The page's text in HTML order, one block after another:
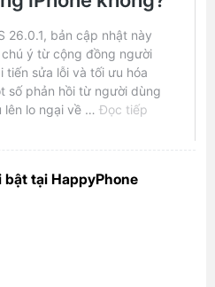
bật tại HappyPhone